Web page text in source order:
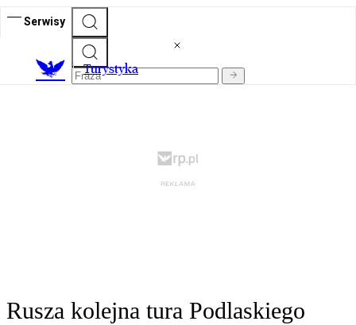
Serwisy
Turystyka
Rusza kolejna tura Podlaskiego